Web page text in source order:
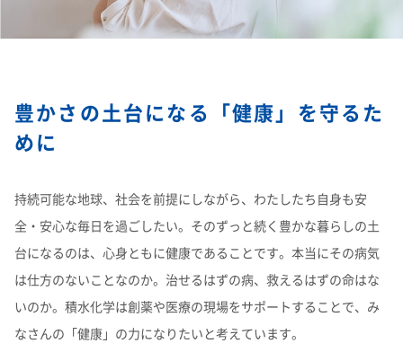
豊かさの土台になる「健康」を守るた
めに
持続可能な地球、社会を前提にしながら、わたしたち自身も安
全・安心な毎日を過ごしたい。そのずっと続く豊かな暮らしの土
台になるのは、心身ともに健康であることです。本当にその病気
は仕方のないことなのか。治せるはずの病、救えるはずの命はな
いのか。積水化学は創薬や医療の現場をサポートすることで、み
なさんの「健康」の力になりたいと考えています。